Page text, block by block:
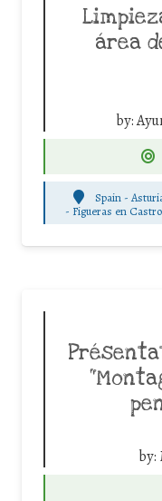
área
by:
Spain -
- Figueras en
by: